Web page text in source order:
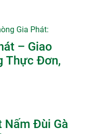
– Giao
Thực Đơn,
Nấm Đùi Gà